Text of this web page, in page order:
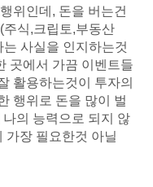
위인데, 돈을 버는건
식,크립토,부동산
사실을 인지하는것
곳에서 가끔 이벤트들
활용하는것이 투자의
행위로 돈을 많이 벌
의 능력으로 되지 않
가장 필요한것 아닐